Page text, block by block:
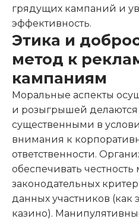
грядущих кампаний и
эффективность.
Этика и
метод к
кампаниям
Моральные аспекты
и розыгрышей делаются
существенными в
внимания к
ответственности.
обеспечивать
законодательных
данных участников (как
казино).